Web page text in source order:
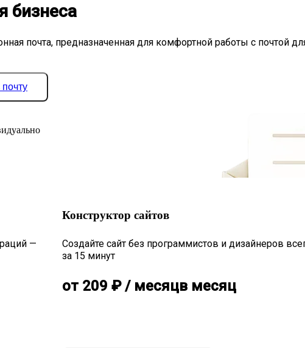
бизнеса
почта, предназначенная для комфортной работы с почтой
—
Конструктор сайтов
Создайте сайт без программистов и дизайнеров
за 15 минут
от 209 ₽/ месяцв месяц